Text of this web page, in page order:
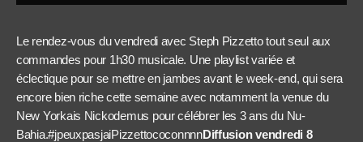
Le rendez-vous du vendredi avec Steph Pizzetto tout seul aux
commandes pour 1h30 musicale. Une playlist variée et
éclectique pour se mettre en jambes avant le week-end, qui sera
encore bien riche cette semaine avec notamment la venue du
New Yorkais Nickodemus pour célébrer les 3 ans du Nu-
Bahia.#jpeuxpasjaiPizzettococonnnnDiffusion vendredi 8